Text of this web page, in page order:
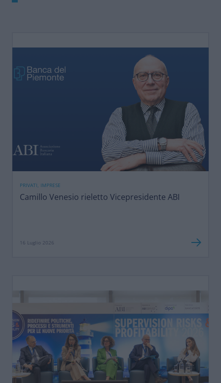
PRIVATI, IMPRESE
Camillo Venesio rieletto Vicepresidente ABI
16 Luglio 2026